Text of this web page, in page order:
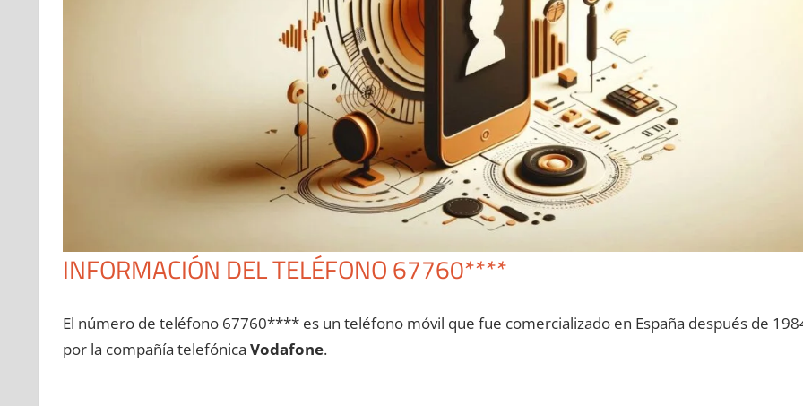
INFORMACIÓN DEL TELÉFONO 67760****
El número dе teléfono 67760**** es un teléfono móvil quе fue comercializado en España después dе
pοr la compañía telefónica Vodafone.